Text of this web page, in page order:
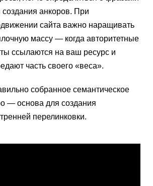
создания анкоров. При
сайта важно наращивать
массу — когда авторитетные
ссылаются на ваш ресурс и
часть своего «веса».
собранное семантическое
— основа для создания
перелинковки.